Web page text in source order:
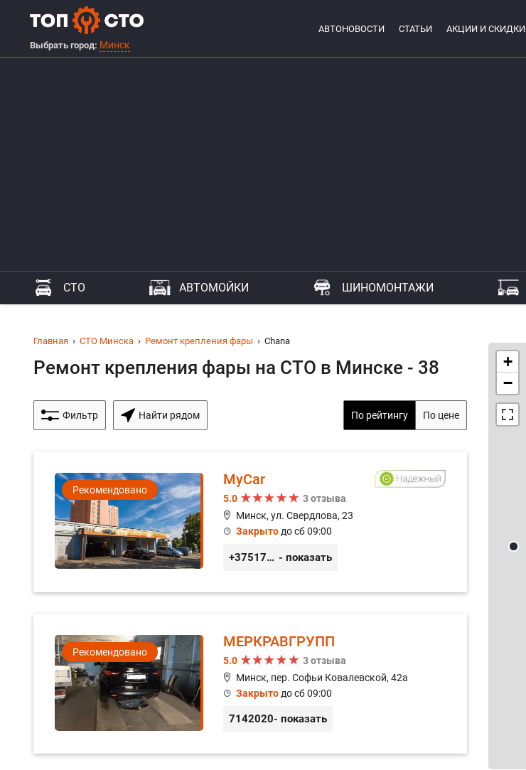
Выбрать город: Минск
АВТОНОВОСТИ СТАТЬИ АКЦИИ И СКИДКИ
СТО АВТОМОЙКИ ШИНОМОНТАЖИ
Главная СТО Минска Ремонт крепления фары Chana
Ремонт крепления фары на СТО в Минске - 38
Фильтр Найти рядом По рейтингу По цене
Рекомендовано
MyCar
5.0
3 отзыва
Минск, ул. Свердлова, 23
Закрытодо сб 09:00
+375173212443 - показать
Рекомендовано
МЕРКРАВГРУПП
5.0
3 отзыва
Минск, пер. Софьи Ковалевской, 42а
Закрытодо сб 09:00
7142020- показать
+
−